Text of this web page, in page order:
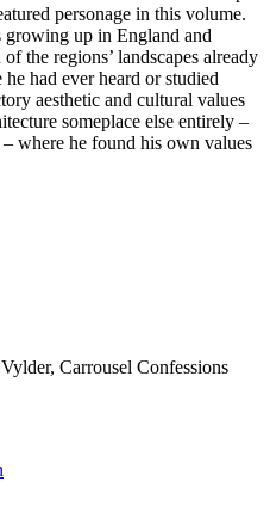
personage in this volume.
growing up in England and
the regions’ landscapes already
had ever heard or studied
aesthetic and cultural values
someplace else entirely –
where he found his own values
Carrousel Confessions